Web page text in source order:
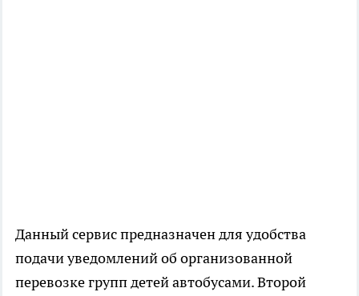
Данный сервис предназначен для удобства
подачи уведомлений об организованной
перевозке групп детей автобусами. Второй